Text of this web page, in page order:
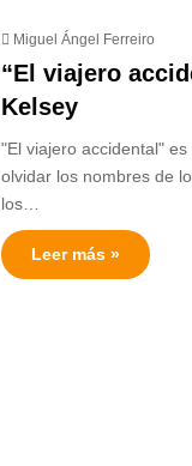
Miguel Ángel Ferreiro
“El viajero
Kelsey
"El viajero accidental"
olvidar los nombres de
los…
Leer más »